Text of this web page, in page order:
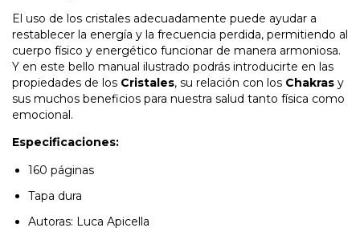
El uso de los cristales adecuadamente puede ayudar a
restablecer la energía y la frecuencia perdida, permitiendo al
cuerpo físico y energético funcionar de manera armoniosa.
Y en este bello manual ilustrado podrás introducirte en las
propiedades de los Cristales, su relación con los Chakras y
sus muchos beneficios para nuestra salud tanto física como
emocional.
Especificaciones:
160 páginas
Tapa dura
Autoras: Luca Apicella